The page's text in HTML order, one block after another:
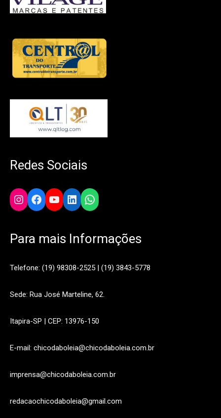
Redes Sociais
Instagram
Facebook
YouTube
LinkedIn
WhatsApp
Para mais Informações
Telefone: (19) 98308-2525 | (19) 3843-5778
Sede: Rua José Marteline, 62.
Itapira-SP | CEP: 13976-150
E-mail: chicodaboleia@chicodaboleia.com.br
imprensa@chicodaboleia.com.br
redacaochicodaboleia@gmail.com